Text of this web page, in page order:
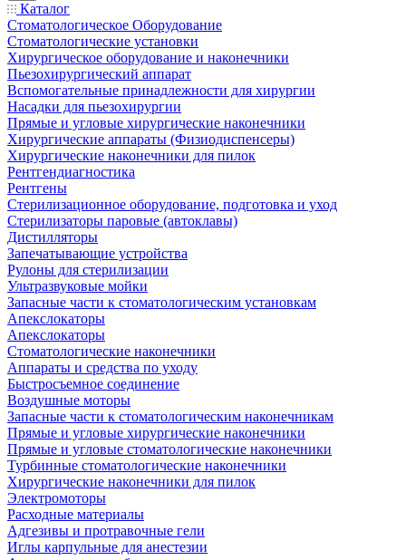
Каталог
Стоматологическое Оборудование
Стоматологические установки
Хирургическое оборудование и наконечники
Пьезохирургический аппарат
Вспомогательные принадлежности для хирургии
Насадки для пьезохирургии
Прямые и угловые хирургические наконечники
Хирургические аппараты (Физиодиспенсеры)
Хирургические наконечники для пилок
Рентгендиагностика
Рентгены
Стерилизационное оборудование, подготовка и уход
Стерилизаторы паровые (автоклавы)
Дистилляторы
Запечатывающие устройства
Рулоны для стерилизации
Ультразвуковые мойки
Запасные части к стоматологическим установкам
Апекслокаторы
Апекслокаторы
Стоматологические наконечники
Аппараты и средства по уходу
Быстросъемное соединение
Воздушные моторы
Запасные части к стоматологическим наконечникам
Прямые и угловые хирургические наконечники
Прямые и угловые стоматологические наконечники
Турбинные стоматологические наконечники
Хирургические наконечники для пилок
Электромоторы
Расходные материалы
Адгезивы и протравочные гели
Иглы карпульные для анестезии